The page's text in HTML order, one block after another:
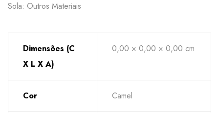
Sola: Outros Materiais
Dimensões (C
X L X A)
0,00 × 0,00 × 0,00 cm
Cor Camel